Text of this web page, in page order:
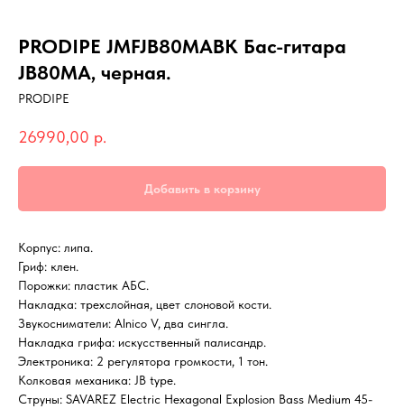
PRODIPE JMFJB80MABK Бас-гитара
JB80MA, черная.
PRODIPE
26990,00 р.
Добавить в корзину
Корпус: липа.
Гриф: клен.
Порожки: пластик АБС.
Накладка: трехслойная, цвет слоновой кости.
Звукосниматели: Alnico V, два сингла.
Накладка грифа: искусственный палисандр.
Электроника: 2 регулятора громкости, 1 тон.
Колковая механика: JB type.
Струны: SAVAREZ Electric Hexagonal Explosion Bass Medium 45-